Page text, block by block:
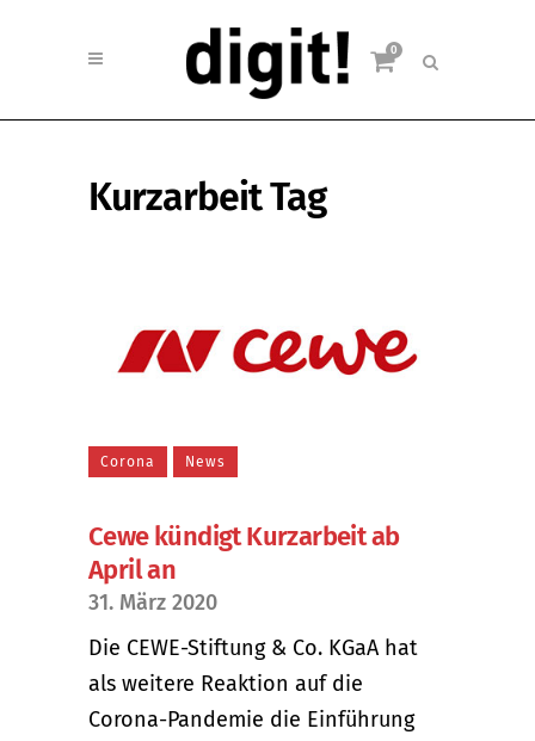
0
Kurzarbeit Tag
Corona News
Cewe kündigt Kurzarbeit ab
April an
31. März 2020
Die CEWE-Stiftung & Co. KGaA hat
als weitere Reaktion auf die
Corona-Pandemie die Einführung